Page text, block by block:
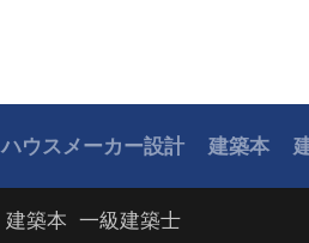
ハウスメーカー設計 建築本
建築本 一級建築士